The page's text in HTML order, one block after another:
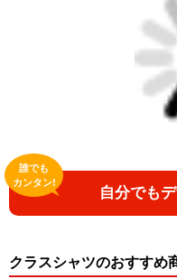
自分でも
誰でも
カンタン!
クラスシャツのおすすめ